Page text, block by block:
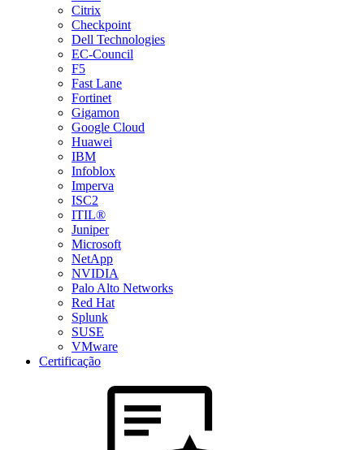
Citrix
Checkpoint
Dell Technologies
EC-Council
F5
Fast Lane
Fortinet
Gigamon
Google Cloud
Huawei
IBM
Infoblox
Imperva
ISC2
ITIL®
Juniper
Microsoft
NetApp
NVIDIA
Palo Alto Networks
Red Hat
Splunk
SUSE
VMware
Certificação